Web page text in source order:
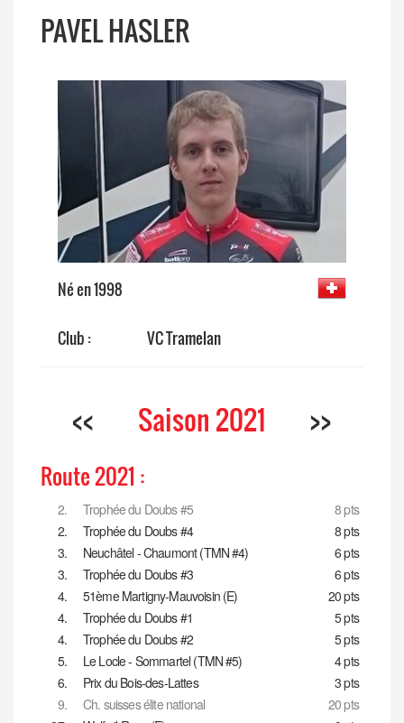
PAVEL HASLER
Né en 1998
Club : VC Tramelan
<< Saison 2021 >>
Route 2021 :
2. Trophée du Doubs #5
8 pts
2.
Trophée du Doubs #4
8 pts
3.
Neuchâtel - Chaumont (TMN #4)
6 pts
3.
Trophée du Doubs #3
6 pts
4.
51ème Martigny-Mauvoisin (E)
20 pts
4.
Trophée du Doubs #1
5 pts
4.
Trophée du Doubs #2
5 pts
5.
Le Locle - Sommartel (TMN #5)
4 pts
6.
Prix du Bois-des-Lattes
3 pts
9.
Ch. suisses élite national
20 pts